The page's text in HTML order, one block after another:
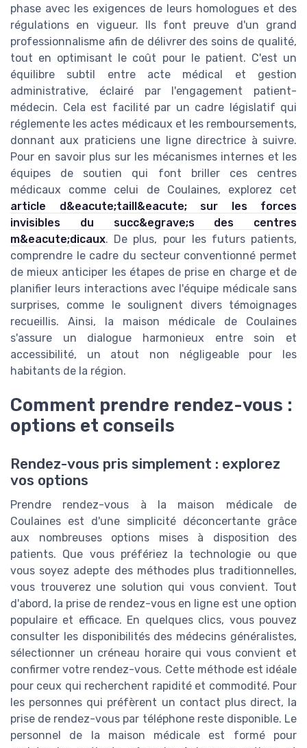
phase avec les exigences de leurs homologues et des
régulations en vigueur. Ils font preuve d'un grand
professionnalisme afin de délivrer des soins de qualité,
tout en optimisant le coût pour le patient. C'est un
équilibre subtil entre acte médical et gestion
administrative, éclairé par l'engagement patient-
médecin. Cela est facilité par un cadre législatif qui
réglemente les actes médicaux et les remboursements,
donnant aux praticiens une ligne directrice à suivre.
Pour en savoir plus sur les mécanismes internes et les
équipes de soutien qui font briller ces centres
médicaux comme celui de Coulaines, explorez cet
article d&eacute;taill&eacute; sur les forces
invisibles du succ&egrave;s des centres
m&eacute;dicaux. De plus, pour les futurs patients,
comprendre le cadre du secteur conventionné permet
de mieux anticiper les étapes de prise en charge et de
planifier leurs interactions avec l'équipe médicale sans
surprises, comme le soulignent divers témoignages
recueillis. Ainsi, la maison médicale de Coulaines
s'assure un dialogue harmonieux entre soin et
accessibilité, un atout non négligeable pour les
habitants de la région.
Comment prendre rendez-vous :
options et conseils
Rendez-vous pris simplement : explorez
vos options
Prendre rendez-vous à la maison médicale de
Coulaines est d'une simplicité déconcertante grâce
aux nombreuses options mises à disposition des
patients. Que vous préfériez la technologie ou que
vous soyez adepte des méthodes plus traditionnelles,
vous trouverez une solution qui vous convient. Tout
d'abord, la prise de rendez-vous en ligne est une option
populaire et efficace. En quelques clics, vous pouvez
consulter les disponibilités des médecins généralistes,
sélectionner un créneau horaire qui vous convient et
confirmer votre rendez-vous. Cette méthode est idéale
pour ceux qui recherchent rapidité et commodité. Pour
les personnes qui préfèrent un contact plus direct, la
prise de rendez-vous par téléphone reste disponible. Le
personnel de la maison médicale est formé pour